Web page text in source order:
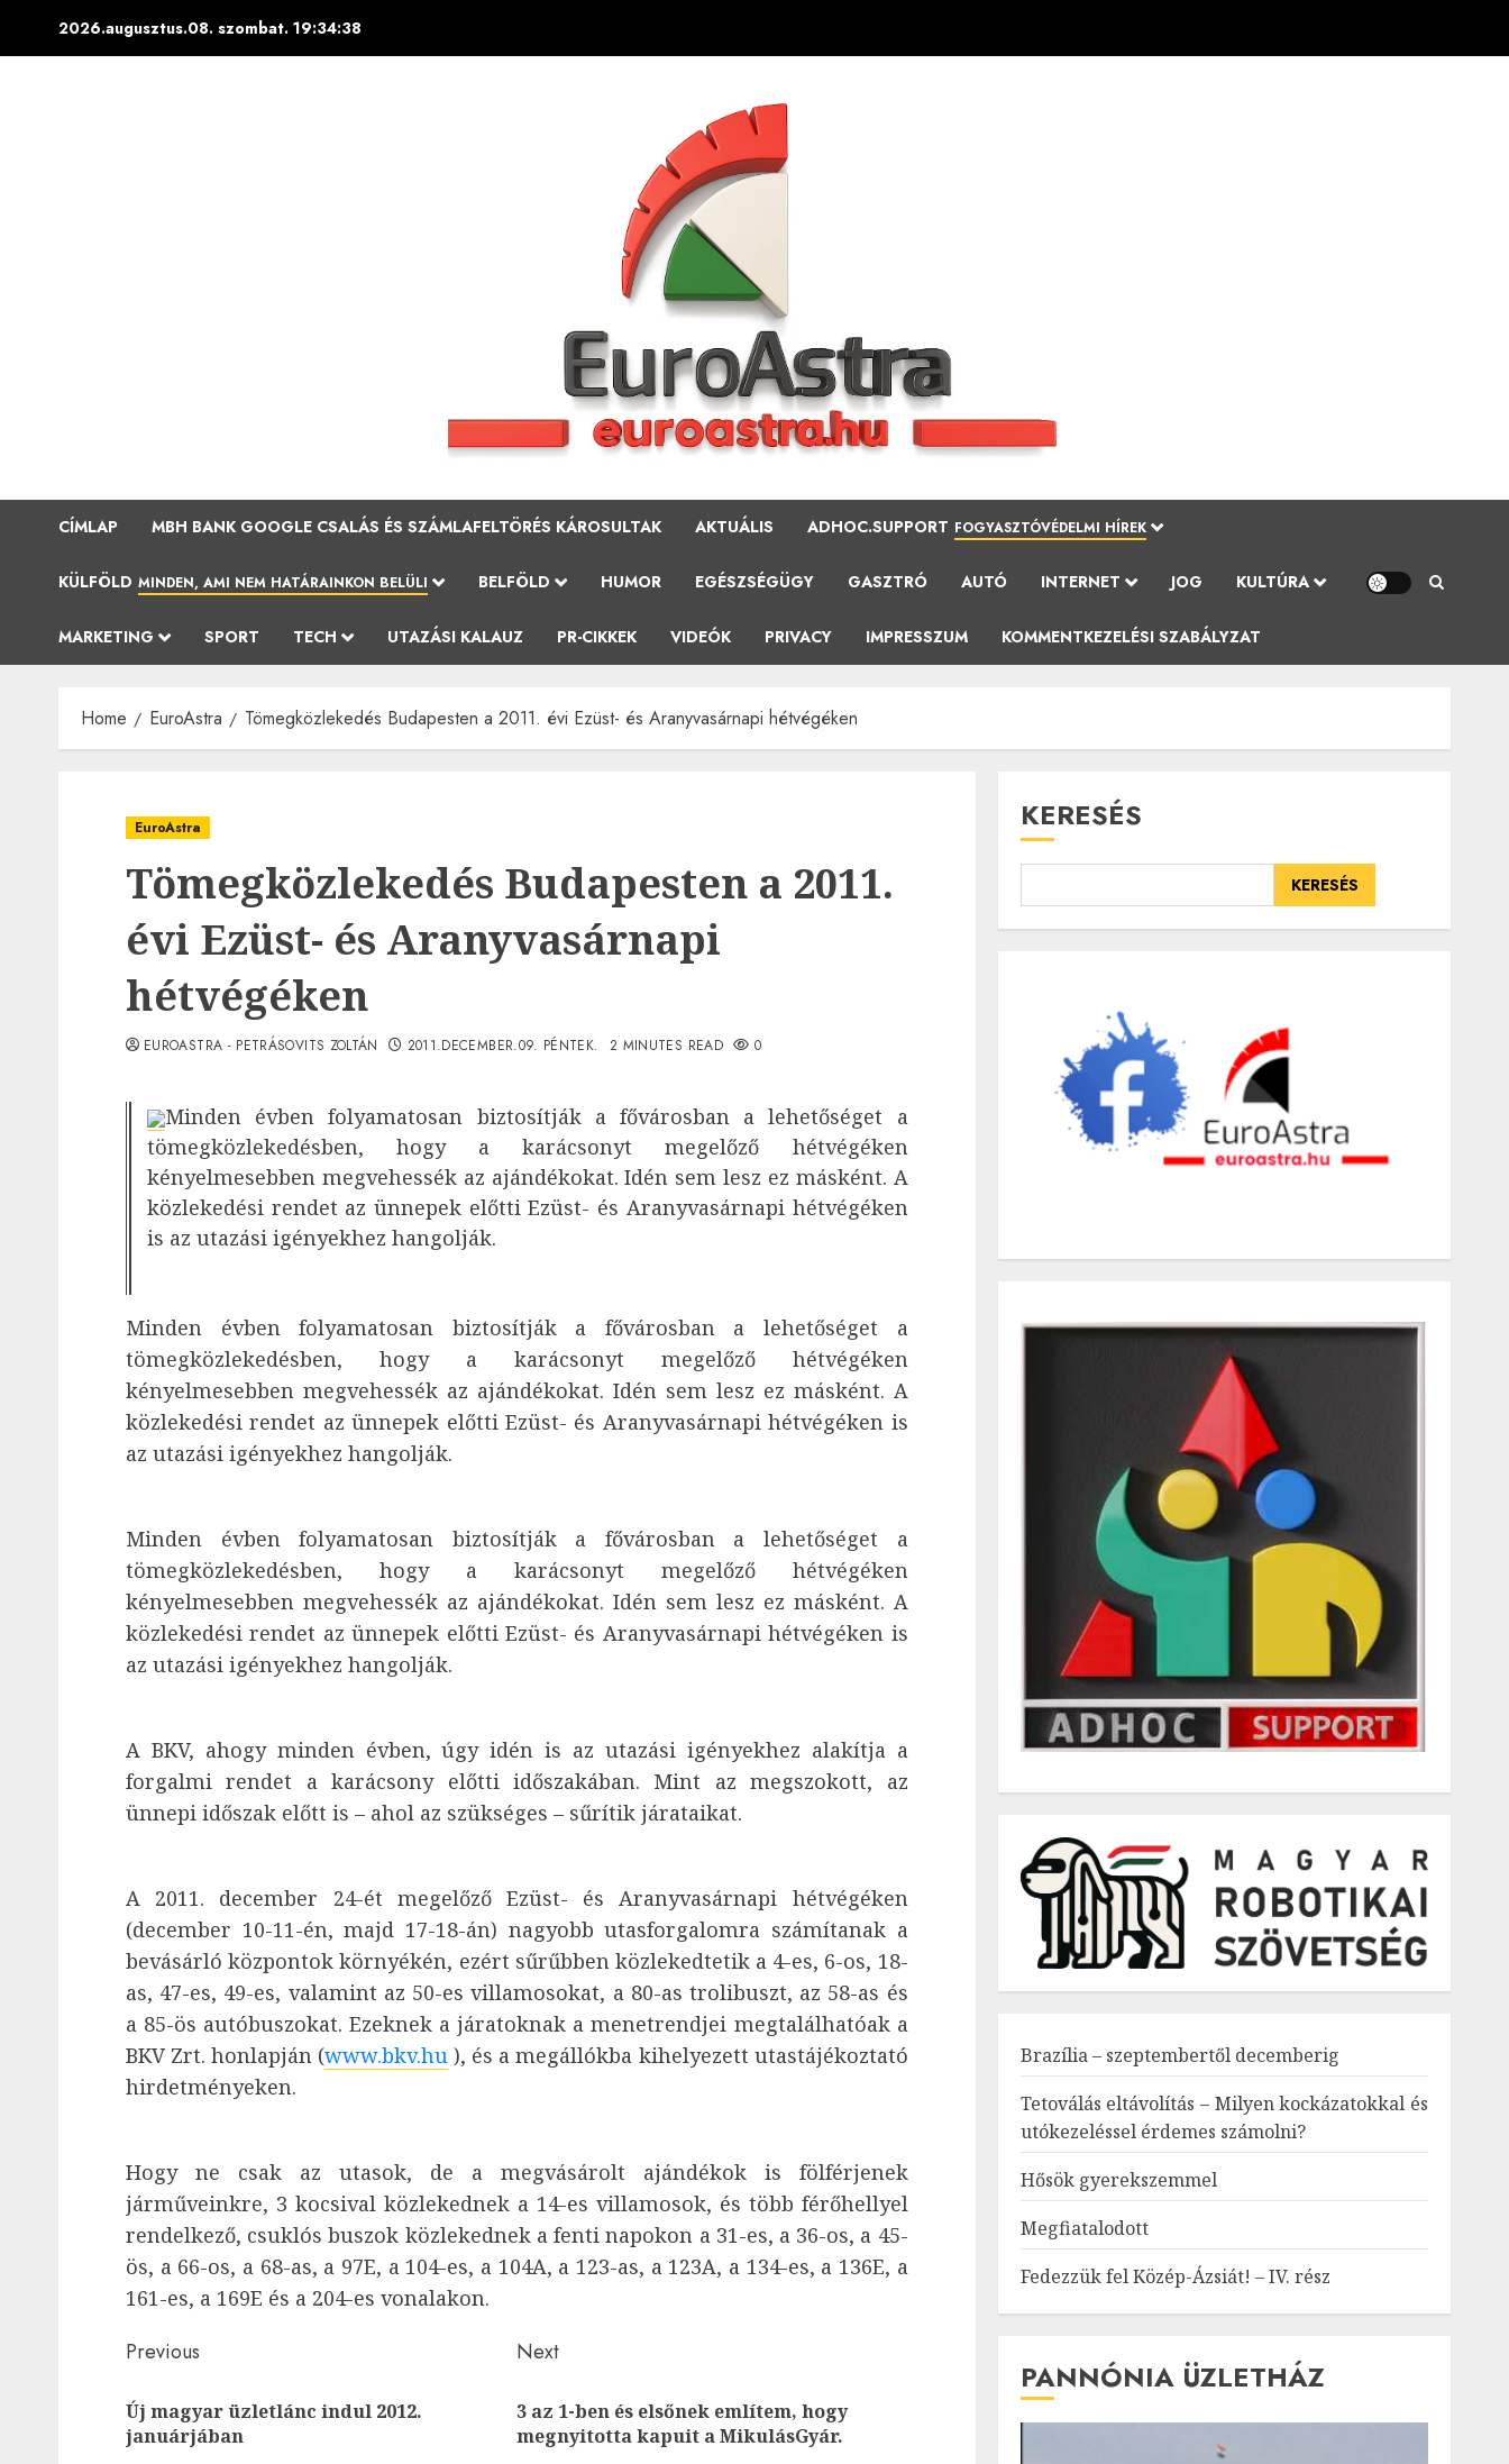
2026.augusztus.08. szombat. 19:34:39
CÍMLAP MBH BANK GOOGLE CSALÁS ÉS SZÁMLAFELTÖRÉS KÁROSULTAK AKTUÁLIS ADHOC.SUPPORT FOGYASZTÓVÉDELMI HÍREK
KÜLFÖLD MINDEN, AMI NEM HATÁRAINKON BELÜLI BELFÖLD HUMOR EGÉSZSÉGÜGY GASZTRÓ AUTÓ INTERNET JOG KULTÚRA
MARKETING SPORT TECH UTAZÁSI KALAUZ PR-CIKKEK VIDEÓK PRIVACY IMPRESSZUM KOMMENTKEZELÉSI SZABÁLYZAT
Home EuroAstra Tömegközlekedés Budapesten a 2011. évi Ezüst- és Aranyvasárnapi hétvégéken
EuroAstra
Tömegközlekedés Budapesten a 2011.
évi Ezüst- és Aranyvasárnapi
hétvégéken
EUROASTRA - PETRÁSOVITS ZOLTÁN 2011.DECEMBER.09. PÉNTEK. 2 MINUTES READ 0
Minden évben folyamatosan biztosítják a fővárosban a lehetőséget a
tömegközlekedésben, hogy a karácsonyt megelőző hétvégéken
kényelmesebben megvehessék az ajándékokat. Idén sem lesz ez másként. A
közlekedési rendet az ünnepek előtti Ezüst- és Aranyvasárnapi hétvégéken
is az utazási igényekhez hangolják.
Minden évben folyamatosan biztosítják a fővárosban a lehetőséget a
tömegközlekedésben, hogy a karácsonyt megelőző hétvégéken
kényelmesebben megvehessék az ajándékokat. Idén sem lesz ez másként. A
közlekedési rendet az ünnepek előtti Ezüst- és Aranyvasárnapi hétvégéken is
az utazási igényekhez hangolják.
Minden évben folyamatosan biztosítják a fővárosban a lehetőséget a
tömegközlekedésben, hogy a karácsonyt megelőző hétvégéken
kényelmesebben megvehessék az ajándékokat. Idén sem lesz ez másként. A
közlekedési rendet az ünnepek előtti Ezüst- és Aranyvasárnapi hétvégéken is
az utazási igényekhez hangolják.
A BKV, ahogy minden évben, úgy idén is az utazási igényekhez alakítja a
forgalmi rendet a karácsony előtti időszakában. Mint az megszokott, az
ünnepi időszak előtt is – ahol az szükséges – sűrítik járataikat.
A 2011. december 24-ét megelőző Ezüst- és Aranyvasárnapi hétvégéken
(december 10-11-én, majd 17-18-án) nagyobb utasforgalomra számítanak a
bevásárló központok környékén, ezért sűrűbben közlekedtetik a 4-es, 6-os, 18-
as, 47-es, 49-es, valamint az 50-es villamosokat, a 80-as trolibuszt, az 58-as és
a 85-ös autóbuszokat. Ezeknek a járatoknak a menetrendjei megtalálhatóak a
BKV Zrt. honlapján (www.bkv.hu ), és a megállókba kihelyezett utastájékoztató
hirdetményeken.
Hogy ne csak az utasok, de a megvásárolt ajándékok is fölférjenek
járműveinkre, 3 kocsival közlekednek a 14-es villamosok, és több férőhellyel
rendelkező, csuklós buszok közlekednek a fenti napokon a 31-es, a 36-os, a 45-
ös, a 66-os, a 68-as, a 97E, a 104-es, a 104A, a 123-as, a 123A, a 134-es, a 136E, a
161-es, a 169E és a 204-es vonalakon.
Post
navigation
Previous
Previous
post:
Új magyar üzletlánc indul 2012.
januárjában
Next
Next
post:
3 az 1-ben és elsőnek említem, hogy
megnyitotta kapuit a MikulásGyár.
KERESÉS
KERESÉS
Brazília – szeptembertől decemberig
Tetoválás eltávolítás – Milyen kockázatokkal és
utókezeléssel érdemes számolni?
Hősök gyerekszemmel
Megfiatalodott
Fedezzük fel Közép-Ázsiát! – IV. rész
PANNÓNIA ÜZLETHÁZ